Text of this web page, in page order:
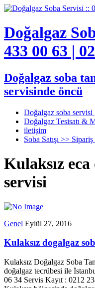
Doğalgaz
433 00 63 |
Doğalgaz soba
servisinde öncü
Doğalgaz soba servisi
Doğalgaz Tesisatı &
iletişim
Soba Satışı >>
Kulaksız
servisi
Genel Eylül 27, 2016
Kulaksız dogalgaz
Kulaksız Doğalgaz Soba
doğalgaz tecrübesi ile
06 34 Servis Kayıt : 0212